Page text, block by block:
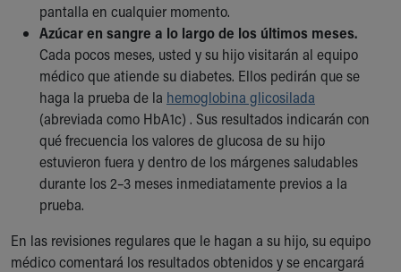
pantalla en cualquier momento.
Azúcar en sangre a lo largo de los últimos meses.
Cada pocos meses, usted y su hijo visitarán al equipo
médico que atiende su diabetes. Ellos pedirán que se
haga la prueba de la hemoglobina glicosilada
(abreviada como HbA1c) . Sus resultados indicarán con
qué frecuencia los valores de glucosa de su hijo
estuvieron fuera y dentro de los márgenes saludables
durante los 2–3 meses inmediatamente previos a la
prueba.
En las revisiones regulares que le hagan a su hijo, su equipo
médico comentará los resultados obtenidos y se encargará